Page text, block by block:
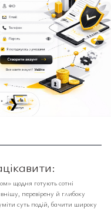
❯
щодня готують сотні
перевірену й глибоку
суть подій, бачити широку